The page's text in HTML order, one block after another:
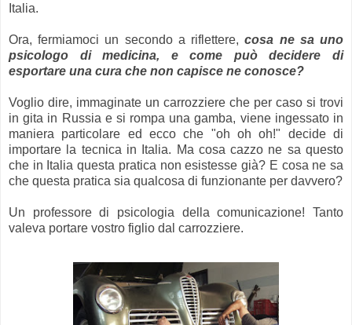
Italia.
Ora, fermiamoci un secondo a riflettere,cosa ne sa uno
psicologo di medicina, e come può decidere di
esportare una cura che non capisce ne conosce?
Voglio dire, immaginate un carrozziere che per caso si trovi
in gita in Russia e si rompa una gamba, viene ingessato in
maniera particolare ed ecco che "oh oh oh!" decide di
importare la tecnica in Italia. Ma cosa cazzo ne sa questo
che in Italia questa pratica non esistesse già? E cosa ne sa
che questa pratica sia qualcosa di funzionante per davvero?
Un professore di psicologia della comunicazione! Tanto
valeva portare vostro figlio dal carrozziere.